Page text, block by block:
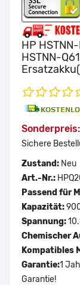
HP
HSTNN-
Sichere
Zustand: Neu
Art.-Nr.:
Passend für
Kapazität:
Spannung:
Chemischer
Kompatibles
Garantie:1
Garantie!